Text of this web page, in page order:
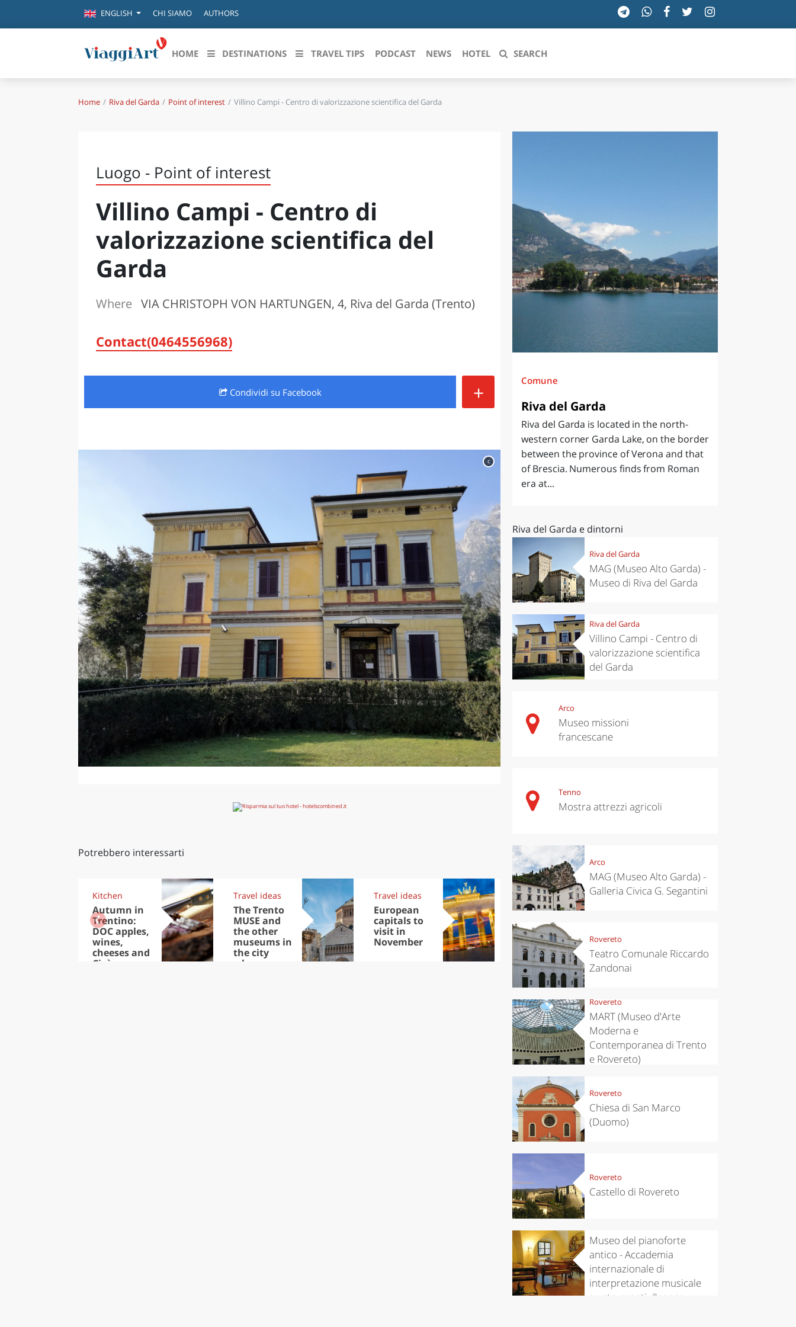
ENGLISH CHI SIAMO AUTHORS
HOME DESTINATIONS
Destinazioni in evidenza
FIRENZE
NAPOLI
BOLOGNA
LA SILA
IL SALENTO
RIMINI
Scopri le regioni italiane
CALABRIA
CAMPANIA
EMILIA-ROMAGNA PIEMONTE VALLE D'AOSTA
VENETO
TRAVEL TIPS PODCAST NEWS HOTEL SEARCH
Home Riva del Garda Point of interest Villino Campi - Centro di valorizzazione scientifica del Garda
Luogo - Point of interest
Villino Campi - Centro di
valorizzazione scientifica del
Garda
Where VIA CHRISTOPH VON HARTUNGEN, 4, Riva del Garda (Trento)
Contact(0464556968)
Condividi su Facebook +
c
Potrebbero interessarti
Kitchen
Autumn in
Trentino:
DOC apples,
wines,
cheeses and
Ciuìga
Travel ideas
The Trento
MUSE and
the other
museums in
the city
where
Travel ideas
European
capitals to
visit in
November
Experiences
Let’s take a
trip to
Scopello to
discover the
tonnara
Kitchen
Comune
Riva del Garda
Riva del Garda is located in the north-
western corner Garda Lake, on the border
between the province of Verona and that
of Brescia. Numerous finds from Roman
era at...
Riva del Garda e dintorni
Riva del Garda
MAG (Museo Alto Garda) -
Museo di Riva del Garda
Riva del Garda
Villino Campi - Centro di
valorizzazione scientifica
del Garda
Arco
Museo missioni
francescane
Tenno
Mostra attrezzi agricoli
Arco
MAG (Museo Alto Garda) -
Galleria Civica G. Segantini
Rovereto
Teatro Comunale Riccardo
Zandonai
Rovereto
MART (Museo d'Arte
Moderna e
Contemporanea di Trento
e Rovereto)
Rovereto
Chiesa di San Marco
(Duomo)
Rovereto
Castello di Rovereto
Museo del pianoforte
antico - Accademia
internazionale di
interpretazione musicale
su strumenti d'epoca